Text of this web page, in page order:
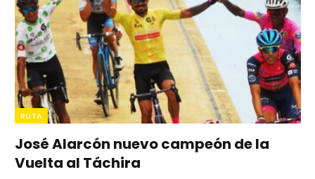
RUTA
José Alarcón nuevo campeón de la
Vuelta al Táchira